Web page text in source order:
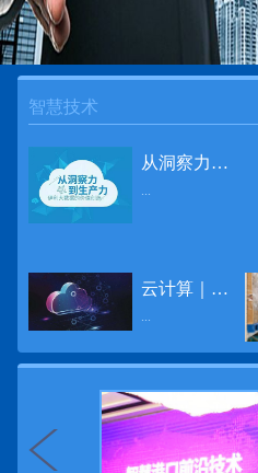
智慧技术
从洞察力到生产力 伊利大数据的价值创造
...
云计算｜边缘计算将为物联网行业带来巨大增长
...